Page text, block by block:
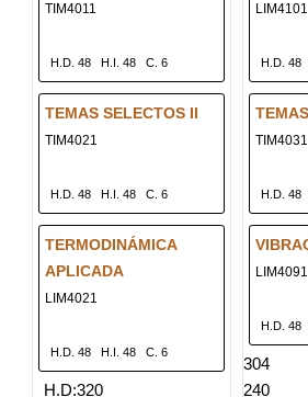
TIM4011
H.D. 48 H.I. 48 C. 6
TEMAS SELECTOS II
TIM4021
H.D. 48 H.I. 48 C. 6
TERMODINÁMICA
APLICADA
LIM4021
H.D. 48 H.I. 48 C. 6
H.D:320
LIM4101
H.D. 48
TIM4031
H.D. 48
LIM4091
H.D. 48
304
240